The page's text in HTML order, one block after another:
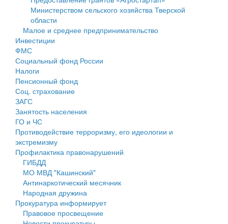
Социальная защита
Фотоальбом
Муниципальные услуги
Проекты административных регламентов
Антимонопольный комплаенс
Противодействие коррупции
Информационная поддержка субъектов малого и
среднего предпринимательства
Муниципальные программы
Контрольно-счетная палата
Персональные данные
Оценка регулирующего воздействия
Деятельность МУ
Нормативы градостроительного проектирования
Правила землепользования и застройки
Генеральные планы
Проекты планировки территории
Министерством сельского хозяйства Тверской
области
Малое и среднее предпринимательство
Инвестиции
ФМС
Социальный фонд России
Налоги
Пенсионный фонд
Соц. страхование
ЗАГС
Занятость населения
ГО и ЧС
Противодействие терроризму, его идеологии и
экстремизму
Профилактика правонарушений
ГИБДД
МО МВД "Кашинский"
Антинаркотический месячник
Народная дружина
Прокуратура информирует
Правовое просвещение